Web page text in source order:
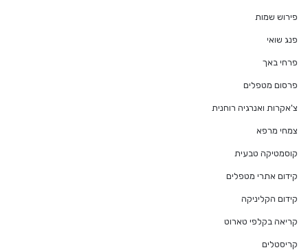
פירוש שמות
פנג שואי
פרחי באך
פרסום מטפלים
צ'אקרות ואנרגיה רוחנית
צמחי מרפא
קוסמטיקה טבעית
קידום אתרי מטפלים
קידום הקליניקה
קריאה בקלפי טארוט
קריסטלים